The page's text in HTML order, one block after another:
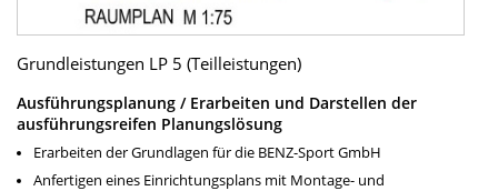
Grundleistungen LP 5 (Teilleistungen)
Ausführungsplanung / Erarbeiten und Darstellen der
ausführungsreifen Planungslösung
Erarbeiten der Grundlagen für die BENZ-Sport GmbH
Anfertigen eines Einrichtungsplans mit Montage- und